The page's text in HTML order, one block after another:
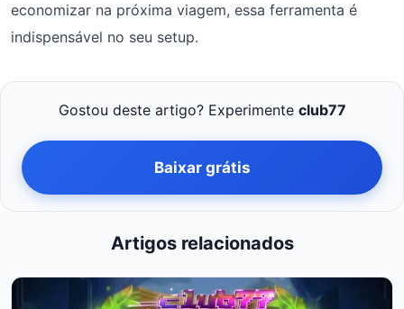
economizar na próxima viagem, essa ferramenta é
indispensável no seu setup.
Gostou deste artigo? Experimente club77
Baixar grátis
Artigos relacionados